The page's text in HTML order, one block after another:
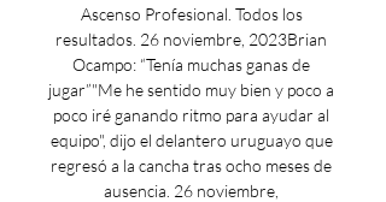
Ascenso Profesional. Todos los
resultados. 26 noviembre, 2023Brian
Ocampo: “Tenía muchas ganas de
jugar”"Me he sentido muy bien y poco a
poco iré ganando ritmo para ayudar al
equipo", dijo el delantero uruguayo que
regresó a la cancha tras ocho meses de
ausencia. 26 noviembre,